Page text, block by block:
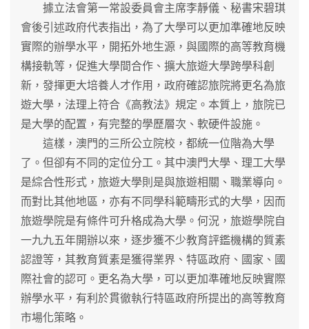
據立法會第一常設委員會主席李靜儀、秘書宋碧琪
會後引述政府代表指出，為了大學可以更加準確地反映
實際的辦學水平，開拓外地生源，與國際的高等教育機
構接軌等，促進大學間合作、擴大旅遊大學跨學科創
新，發揮更大培養人才作用，政府確認旅院將更名為旅
遊大學，法理上符合《高教法》規定。本質上，旅院已
是大學的配置，有完整的學歷層次、軟硬件設施。
這樣，澳門的三所公立院校，都統一位階為大學
了。但卻有不同的定位分工。其中澳門大學、理工大學
是綜合性形式，旅遊大學則是與旅遊相關、職業導向。
而對比其他地區，亦有不同學科範疇形式的大學，因而
旅遊學院是有條件可升格成為大學。何況，旅遊學院自
一九九五年開辦以來，逐步獲不少教育評鑑機構的質素
認證等，其教育質素是獲得業界、特區政府、國家、國
際社會的認可。更名為大學，可以更加準確地反映實際
辦學水平，有利於貫徹執行特區政府所提出的高等教育
市場化策略。